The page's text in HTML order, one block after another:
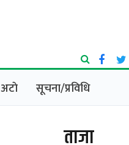
अटाे सूचना/प्रविधि
ताजा